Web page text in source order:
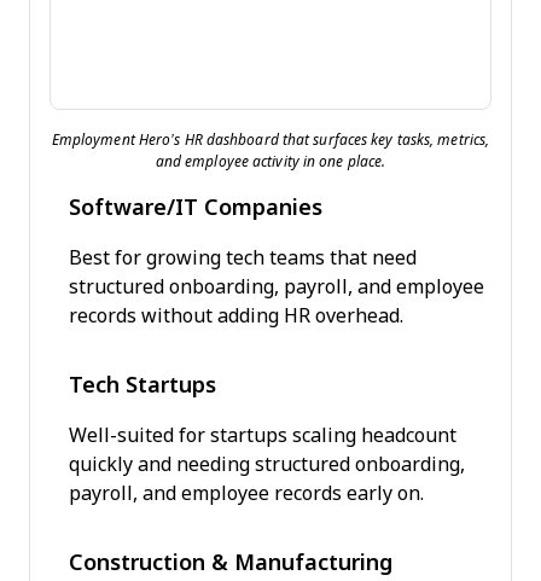
Employment Hero’s HR dashboard that surfaces key tasks, metrics,
and employee activity in one place.
Software/IT Companies
Best for growing tech teams that need
structured onboarding, payroll, and employee
records without adding HR overhead.
Tech Startups
Well-suited for startups scaling headcount
quickly and needing structured onboarding,
payroll, and employee records early on.
Construction & Manufacturing